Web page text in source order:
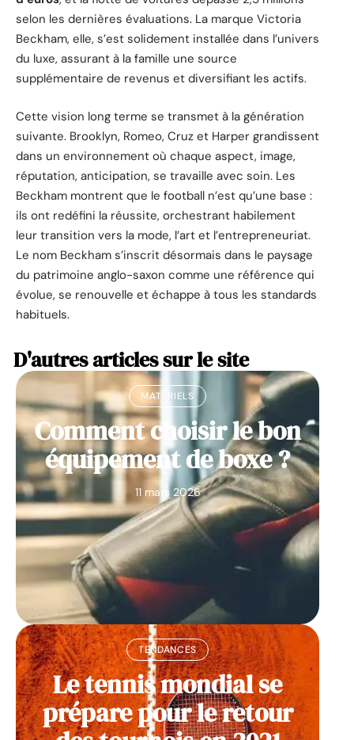
selon les dernières évaluations. La marque Victoria
Beckham, elle, s’est solidement installée dans l’univers
du luxe, assurant à la famille une source
supplémentaire de revenus et diversifiant les actifs.
Cette vision long terme se transmet à la génération
suivante. Brooklyn, Romeo, Cruz et Harper grandissent
dans un environnement où chaque aspect, image,
réputation, anticipation, se travaille avec soin. Les
Beckham montrent que le football n’est qu’une base :
ils ont redéfini la réussite, orchestrant habilement
leur transition vers la mode, l’art et l’entrepreneuriat.
Le nom Beckham s’inscrit désormais dans le paysage
du patrimoine anglo-saxon comme une référence qui
évolue, se renouvelle et échappe à tous les standards
habituels.
D'autres articles sur le site
MATÉRIELS
Comment choisir le bon
équipement de boxe ?
11 mars 2026
TENDANCES
Le tennis mondial se
prépare pour le retour